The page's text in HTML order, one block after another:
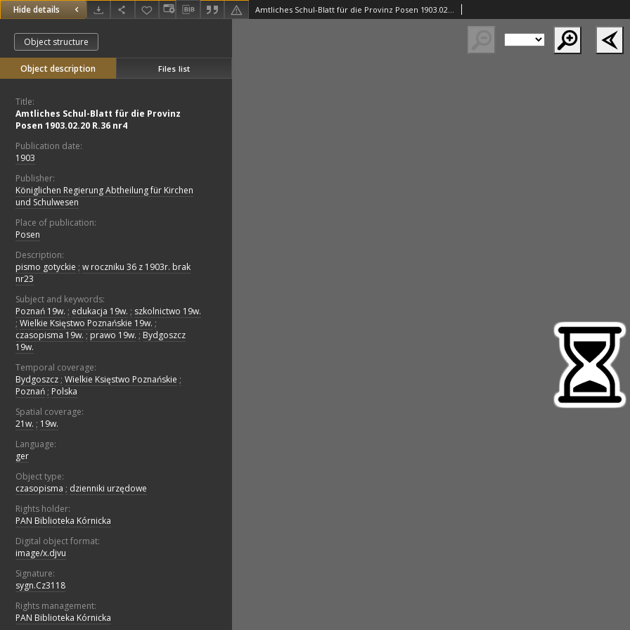
Hide details Amtliches Schul-Blatt für die Provinz Posen 1903.02.20 R.36 nr4
Object structure
Object description Files list
Title:
Amtliches Schul-Blatt für die Provinz
Posen 1903.02.20 R.36 nr4
Publication date:
1903
Publisher:
Königlichen Regierung Abtheilung für Kirchen
und Schulwesen
Place of publication:
Posen
Description:
pismo gotyckie ; w roczniku 36 z 1903r. brak
nr23
Subject and keywords:
Poznań 19w. ; edukacja 19w. ; szkolnictwo 19w.
; Wielkie Księstwo Poznańskie 19w. ;
czasopisma 19w. ; prawo 19w. ; Bydgoszcz
19w.
Temporal coverage:
Bydgoszcz ; Wielkie Księstwo Poznańskie ;
Poznań ; Polska
Spatial coverage:
21w. ; 19w.
Language:
ger
Object type:
czasopisma ; dzienniki urzędowe
Rights holder:
PAN Biblioteka Kórnicka
Digital object format:
image/x.djvu
Signature:
sygn.Cz3118
Rights management:
PAN Biblioteka Kórnicka